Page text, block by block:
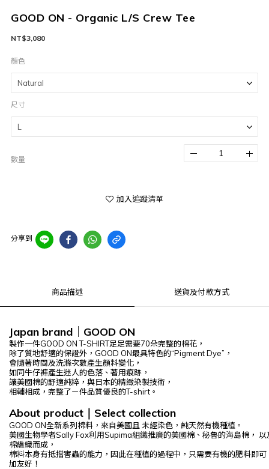
GOOD ON - Organic L/S Crew Tee
NT$3,080
顏色
尺寸
數量
加入追蹤清單
分享到
商品描述 送貨及付款方式
Japan brand ｜GOOD ON
製作一件GOOD ON T-SHIRT足足需要70朵完整的棉花，
除了質地舒適的保證外， GOOD ON最具特色的“Pigment Dye”，
會隨著時間及洗滌次數產生顏料變化，
如同牛仔褲產生迷人的色落、著用痕跡，
讓美國棉的舒適純粹，與日本的精緻染製技術，
相輔相成，完整了ㄧ件品質優良的T-shirt。
About product Select collection
GOOD ON全新系列棉料，來自美國且 未經染色，純天然有機種植。
美國生物學者Sally Fox利用Supima組織推廣的美國棉、秘魯的海島棉， 以
棉編織而成，
棉料本身有抵擋害蟲的能力，因此在種植的過程中，只需要有機的肥料即
加友好！